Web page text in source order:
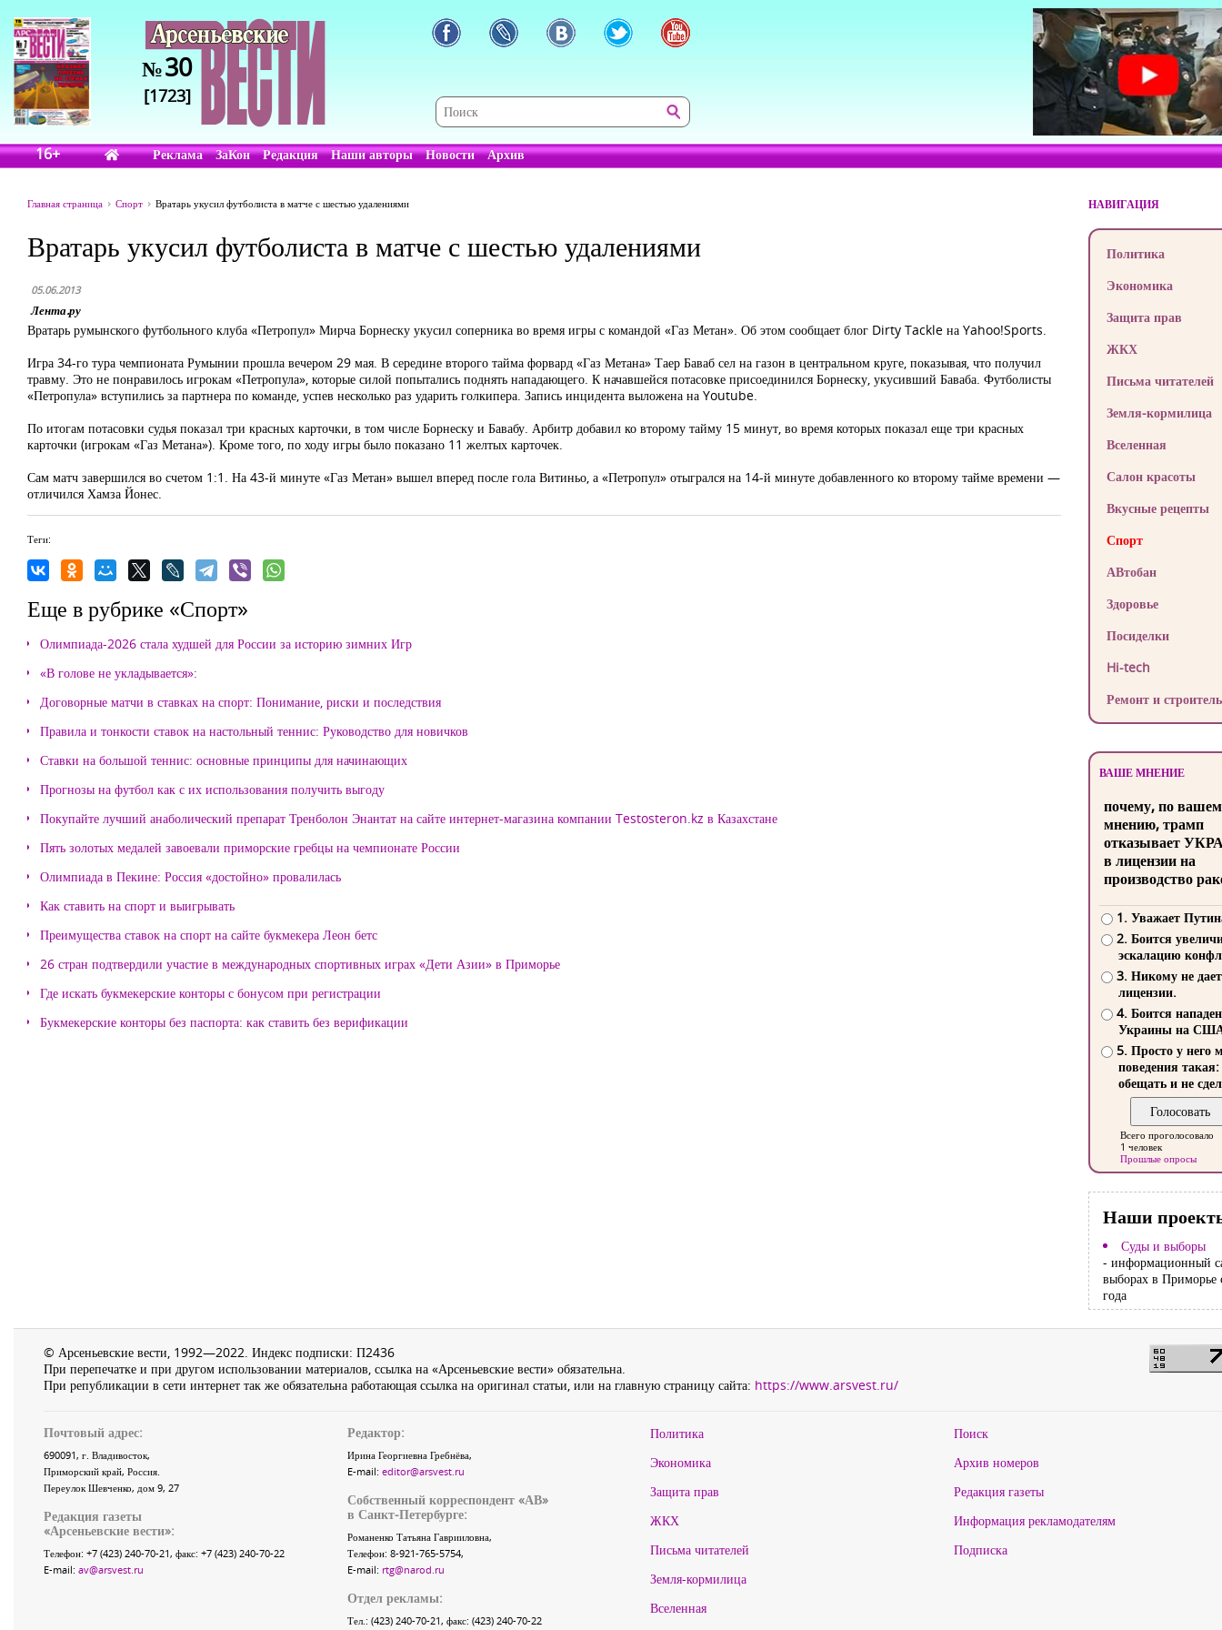
№30
[1723]
16+ Реклама ЗаКон Редакция Наши авторы Новости Архив
Главная страница Спорт Вратарь укусил футболиста в матче с шестью удалениями
Вратарь укусил футболиста в матче с шестью удалениями
05.06.2013
Лента.ру
Вратарь румынского футбольного клуба «Петропул» Мирча Борнеску укусил соперника во время игры с командой «Газ Метан». Об этом сообщает блог Dirty Tackle на Yahoo!Sports.
Игра 34-го тура чемпионата Румынии прошла вечером 29 мая. В середине второго тайма форвард «Газ Метана» Таер Баваб сел на газон в центральном круге, показывая, что получил
травму. Это не понравилось игрокам «Петропула», которые силой попытались поднять нападающего. К начавшейся потасовке присоединился Борнеску, укусивший Баваба. Футболисты
«Петропула» вступились за партнера по команде, успев несколько раз ударить голкипера. Запись инцидента выложена на Youtube.
По итогам потасовки судья показал три красных карточки, в том числе Борнеску и Бавабу. Арбитр добавил ко второму тайму 15 минут, во время которых показал еще три красных
карточки (игрокам «Газ Метана»). Кроме того, по ходу игры было показано 11 желтых карточек.
Сам матч завершился во счетом 1:1. На 43-й минуте «Газ Метан» вышел вперед после гола Витиньо, а «Петропул» отыгрался на 14-й минуте добавленного ко второму тайме времени —
отличился Хамза Йонес.
Теги:
Еще в рубрике «Спорт»
Олимпиада-2026 стала худшей для России за историю зимних Игр
«В голове не укладывается»:
Договорные матчи в ставках на спорт: Понимание, риски и последствия
Правила и тонкости ставок на настольный теннис: Руководство для новичков
Ставки на большой теннис: основные принципы для начинающих
Прогнозы на футбол как с их использования получить выгоду
Покупайте лучший анаболический препарат Тренболон Энантат на сайте интернет-магазина компании Testosteron.kz в Казахстане
Пять золотых медалей завоевали приморские гребцы на чемпионате России
Олимпиада в Пекине: Россия «достойно» провалилась
Как ставить на спорт и выигрывать
Преимущества ставок на спорт на сайте букмекера Леон бетс
26 стран подтвердили участие в международных спортивных играх «Дети Азии» в Приморье
Где искать букмекерские конторы с бонусом при регистрации
Букмекерские конторы без паспорта: как ставить без верификации
НАВИГАЦИЯ
Политика
Экономика
Защита прав
ЖКХ
Письма читателей
Земля-кормилица
Вселенная
Салон красоты
Вкусные рецепты
Спорт
АВтобан
Здоровье
Посиделки
Hi-tech
Ремонт и
ВАШЕ МНЕНИЕ
почему, по
мнению, трамп
отказывает
в лицензии на
производство
1. Уважает
2. Боится
эскалацию
3. Никому не
лицензии.
4. Боится
Украины на
5. Просто у него
поведения такая:
обещать и не
Всего проголосовало
1 человек
Прошлые опросы
Наши
Суды и выборы
- информационный
выборах в Приморье
года
© Арсеньевские вести, 1992—2022. Индекс подписки: П2436
При перепечатке и при другом использовании материалов, ссылка на «Арсеньевские вести» обязательна.
При републикации в сети интернет так же обязательна работающая ссылка на оригинал статьи, или на главную страницу сайта: https://www.arsvest.ru/
Почтовый адрес:
690091, г. Владивосток,
Приморский край, Россия.
Переулок Шевченко, дом 9, 27
Редакция газеты
«Арсеньевские вести»:
Телефон: +7 (423) 240-70-21, факс: +7 (423) 240-70-22
E-mail: av@arsvest.ru
Редактор:
Ирина Георгиевна Гребнёва,
E-mail: editor@arsvest.ru
Собственный корреспондент «АВ»
в Санкт-Петербурге:
Романенко Татьяна Гаврииловна,
Телефон: 8-921-765-5754,
E-mail: rtg@narod.ru
Отдел рекламы:
Тел.: (423) 240-70-21, факс: (423) 240-70-22
Политика
Экономика
Защита прав
ЖКХ
Письма читателей
Земля-кормилица
Вселенная
Поиск
Архив номеров
Редакция газеты
Информация рекламодателям
Подписка